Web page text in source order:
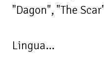
"Dagon", "The
Lingua...